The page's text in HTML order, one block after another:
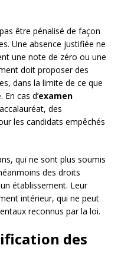
être pénalisé de façon
Une absence justifiée ne
une note de zéro ou une
doit proposer des
dans la limite de ce que
cas d’examen
des
les candidats empêchés
qui ne sont plus soumis
des droits
établissement. Leur
intérieur, qui ne peut
reconnus par la loi.
des